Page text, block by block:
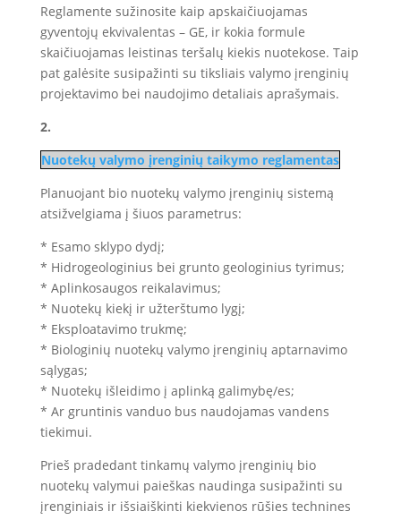
Reglamente sužinosite kaip apskaičiuojamas
gyventojų ekvivalentas – GE, ir kokia formule
skaičiuojamas leistinas teršalų kiekis nuotekose. Taip
pat galėsite susipažinti su tiksliais valymo įrenginių
projektavimo bei naudojimo detaliais aprašymais.
2.
Nuotekų valymo įrenginių taikymo reglamentas
Planuojant bio nuotekų valymo įrenginių sistemą
atsižvelgiama į šiuos parametrus:
* Esamo sklypo dydį;
* Hidrogeologinius bei grunto geologinius tyrimus;
* Aplinkosaugos reikalavimus;
* Nuotekų kiekį ir užterštumo lygį;
* Eksploatavimo trukmę;
* Biologinių nuotekų valymo įrenginių aptarnavimo
sąlygas;
* Nuotekų išleidimo į aplinką galimybę/es;
* Ar gruntinis vanduo bus naudojamas vandens
tiekimui.
Prieš pradedant tinkamų valymo įrenginių bio
nuotekų valymui paieškas naudinga susipažinti su
įrenginiais ir išsiaiškinti kiekvienos rūšies technines